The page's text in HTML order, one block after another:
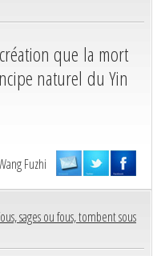
que la mort
naturel du Yin
Fuzhi
sages ou fous, tombent sous